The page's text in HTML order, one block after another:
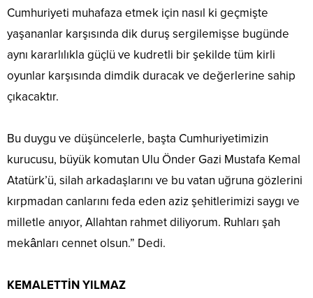
Cumhuriyeti muhafaza etmek için nasıl ki geçmişte
yaşananlar karşısında dik duruş sergilemişse bugünde
aynı kararlılıkla güçlü ve kudretli bir şekilde tüm kirli
oyunlar karşısında dimdik duracak ve değerlerine sahip
çıkacaktır.
Bu duygu ve düşüncelerle, başta Cumhuriyetimizin
kurucusu, büyük komutan Ulu Önder Gazi Mustafa Kemal
Atatürk’ü, silah arkadaşlarını ve bu vatan uğruna gözlerini
kırpmadan canlarını feda eden aziz şehitlerimizi saygı ve
milletle anıyor, Allahtan rahmet diliyorum. Ruhları şah
mekânları cennet olsun.” Dedi.
KEMALETTİN YILMAZ